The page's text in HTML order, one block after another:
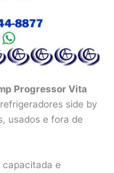
Progressor Vita
side by
usados e fora de
e